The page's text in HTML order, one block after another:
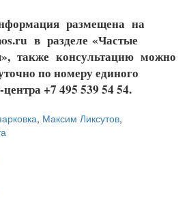
размещена на
в разделе «Частые
также консультацию можно
по номеру единого
+7 495 539 54 54.
, Максим Ликсутов,